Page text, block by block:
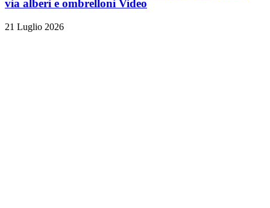
via alberi e ombrelloni Video
21 Luglio 2026